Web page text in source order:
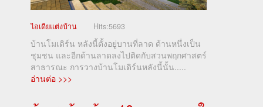
ไอเดียแต่งบ้าน Hits:5693
บ้านโมเดิร์น หลังนี้ตั้งอยู่บานที่ลาด ด้านหนึ่งเป็น
ชุมชน และอีกด้านลาดลงไปติดกับสวนพฤกศาสตร์
สาธารณะ การวางบ้านโมเดิร์นหลังนี้นั้น.....
อ่านต่อ >>>